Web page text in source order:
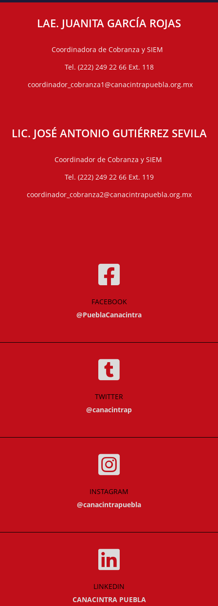
LAE. JUANITA GARCÍA ROJAS
Coordinadora de Cobranza y SIEM
Tel. (222) 249 22 66 Ext. 118
coordinador_cobranza1@canacintrapuebla.org.mx
LIC. JOSÉ ANTONIO GUTIÉRREZ SEVILA
Coordinador de Cobranza y SIEM
Tel. (222) 249 22 66 Ext. 119
coordinador_cobranza2@canacintrapuebla.org.mx
FACEBOOK
@PueblaCanacintra
TWITTER
@canacintrap
INSTAGRAM
@canacintrapuebla
LINKEDIN
CANACINTRA PUEBLA